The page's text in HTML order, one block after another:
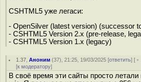
CSHTML5 уже легаси:
- OpenSilver (latest version) (successor
- CSHTML5 Version 2.x (pre-release,
- CSHTML5 Version 1.x (legacy)
1.37 ,Аноним (37), 21:25, 19/03/2025 [ответить] [
[к модератору]
В своё время эти сайты просто